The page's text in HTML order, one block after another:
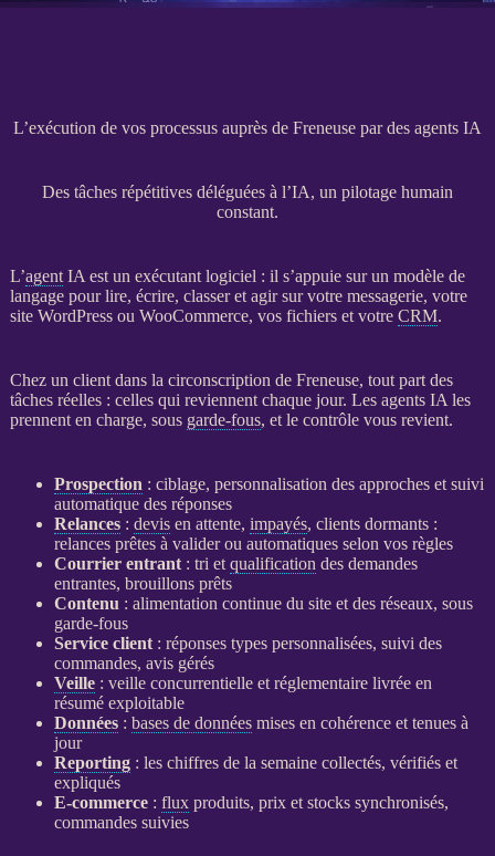
L’exécution de vos processus auprès de Freneuse par des agents IA
Des tâches répétitives déléguées à l’IA, un pilotage humain
constant.
L’agent IA est un exécutant logiciel : il s’appuie sur un modèle de
langage pour lire, écrire, classer et agir sur votre messagerie, votre
site WordPressou WooCommerce, vos fichiers et votre CRM.
Chez un client dans la circonscription de Freneuse, tout part des
tâches réelles : celles qui reviennent chaque jour. Les agents IA les
prennent en charge, sous garde-fous, et le contrôle vous revient.
Prospection : ciblage, personnalisation des approches et suivi
automatique des réponses
Relances: devisen attente, impayés, clients dormants :
relancesprêtes à valider ou automatiques selon vos règles
Courrier entrant: tri et qualification des demandes
entrantes, brouillons prêts
Contenu : alimentation continue du site et des réseaux, sous
garde-fous
Service client: réponses types personnalisées, suivi des
commandes, avis gérés
Veille: veille concurrentielleet réglementaire livrée en
résumé exploitable
Données: bases de donnéesmises en cohérence et tenues à
jour
Reporting: les chiffres de la semaine collectés, vérifiés et
expliqués
E-commerce: fluxproduits, prix et stocks synchronisés,
commandes suivies